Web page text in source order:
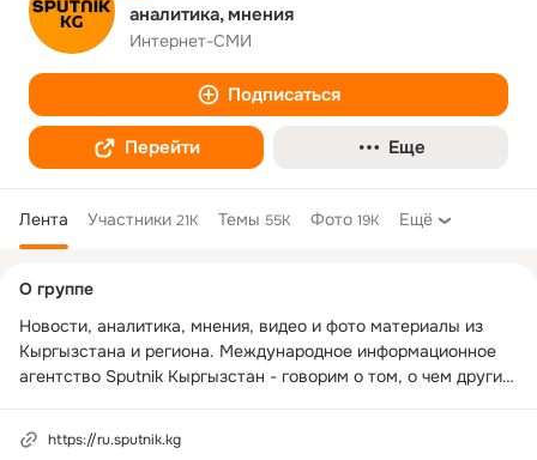
аналитика, мнения
Интернет-СМИ
Подписаться
Перейти Еще
Лента Участники 21K Темы 55K Фото 19K Ещё
колонка
О группе
Новости, аналитика, мнения, видео и фото материалы из
Кыргызстана и региона. Международное информационное
агентство Sputnik Кыргызстан - говорим о том, о чем другие
https://ru.sputnik.kg